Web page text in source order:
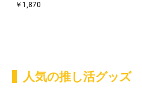
￥1,870
人気の推し活グッズ